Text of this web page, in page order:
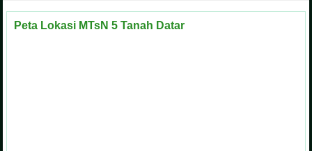
Peta Lokasi MTsN 5 Tanah Datar